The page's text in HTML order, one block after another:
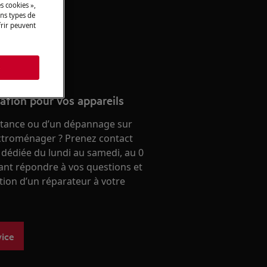
ligne
pour vos appareils
ou d’un dépannage sur
? Prenez contact
du lundi au samedi, au 0
répondre à vos questions et
d’un réparateur à votre
cookies »,
types de
peuvent